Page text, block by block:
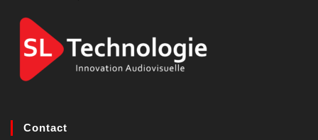
Contact